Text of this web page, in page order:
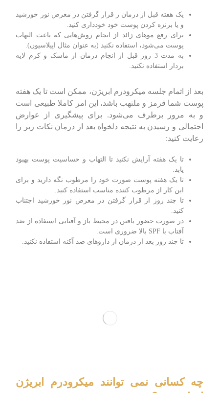
یک هفته قبل از درمان ز قرار گرفتن در معرض نور خورشید
و یا برنزه کردن پوست خود خودداری کنید.
برای رفع موهای زائد از انجام روش‌هایی که باعث التهاب
پوست می‌شود، استفاده نکنید (به عنوان مثال اپیلاسیون).
به مدت 3 روز قبل از انجام درمان از ماسک و کرم لایه
بردار استفاده نکنید.
بعد از اتمام جلسه میکرودرم ابریژن، ممکن است تا یک هفته
پوست شما قرمز و ملتهب باشد، این امر کاملا طبیعی است
و به مرور برطرف می‌شود. برای پیشگیری از عوارض
احتمالی و رسیدن به نتیجه دلخواه بعد از درمان نکات زیر را
رعایت کنید:
تا یک هفته آرایش نکنید تا التهاب و حساسیت پوست بهبود
یابد.
تا یک هفته پوست صورت خود را مرطوب نگه دارید و برای
این کار از مرطوب کننده مناسب استفاده کنید.
تا چند روز از قرار گرفتن در معرض نور خورشید اجتناب
کنید.
در صورت حضور یافتن در محیط باز و آفتابی استفاده از ضد
آفتاب با SPF بالا ضروری است.
تا چند روز بعد از درمان از داروهای ضد آکنه استفاده نکنید.
چه کسانی نمی توانند میکرودرم ابریژن